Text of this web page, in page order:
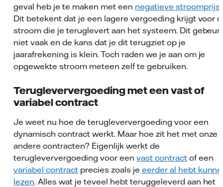
geval heb je te maken met een negatieve stroomprijs
Dit betekent dat je een lagere vergoeding krijgt voor
stroom die je teruglevert aan het systeem. Dit gebeurt
niet vaak en de kans dat je dit terugziet op je
jaarafrekening is klein. Toch raden we je aan om je
opgewekte stroom meteen zelf te gebruiken.
Terugleververgoeding met een vast of
variabel contract
Je weet nu hoe de terugleververgoeding voor een
dynamisch contract werkt. Maar hoe zit het met onze
andere contracten? Eigenlijk werkt de
terugleververgoeding voor een vast contractof een
variabel contractprecies zoals je eerder al hebt
lezen. Alles wat je teveel hebt teruggeleverd aan het